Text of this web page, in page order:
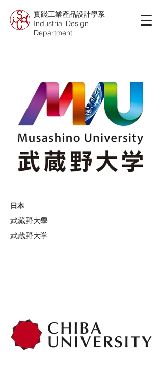
實踐工業產品設計學系
Industrial Design
Department
日本
武藏野大學
武蔵野大学